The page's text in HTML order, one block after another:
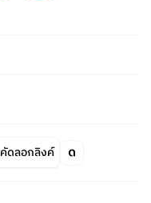
คัดลอกลิงค์